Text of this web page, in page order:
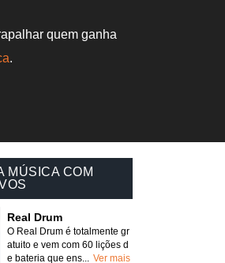
quem ganha
.
MÚSICA COM
Real Drum
O Real Drum é totalmente gr
atuito e vem com 60 lições d
e bateria que ens...
Ver mais